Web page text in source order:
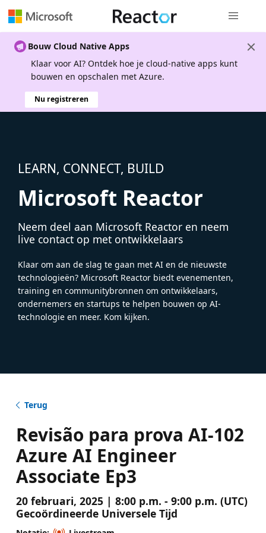
Bouw Cloud Native Apps
Klaar voor AI? Ontdek hoe je cloud-native apps kunt
bouwen en opschalen met Azure.
Nu registreren
LEARN, CONNECT, BUILD
Microsoft Reactor
Neem deel aan Microsoft Reactor en neem
live contact op met ontwikkelaars
Klaar om aan de slag te gaan met AI en de nieuwste
technologieën? Microsoft Reactor biedt evenementen,
training en communitybronnen om ontwikkelaars,
ondernemers en startups te helpen bouwen op AI-
technologie en meer. Kom kijken.
Terug
Revisão para prova AI-102
Azure AI Engineer
Associate Ep3
20 februari, 2025 | 8:00 p.m. - 9:00 p.m. (UTC)
Gecoördineerde Universele Tijd